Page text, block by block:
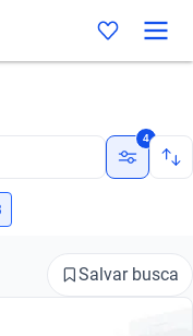
4
Salvar busca